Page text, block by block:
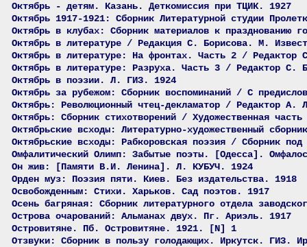
Октябрь - детям. Казань. Деткомиссия при ТЦИК. 1927
Октябрь 1917-1921: Сборник Литературной студии
Октябрь в клубах: Сборник материалов к празднованию
Октябрь в литературе / Редакция С. Борисова. М.
Октябрь в литературе: На фронтах. Часть 2 /
Октябрь в литературе: Разруха. Часть 3 / Редактор С.
Октябрь в поэзии. Л. ГИЗ. 1924
Октябрь за рубежом: Сборник воспоминаний / С
Октябрь: Революционный чтец-декламатор / Редактор А.
Октябрь: Сборник стихотворений / Художественная
Октябрьские всходы: Литературно-художественный
Октябрьские всходы: Рабкоровская поэзия / Сборник
Омфалитический Олимп: Забытые поэты. [Одесса].
Он жив: [Памяти В.И. Ленина]. Л. КУБУЧ. 1924
Орден муз: Поэзия пяти. Киев. Без издательства. 1918
Освобожденным: Стихи. Харьков. Сад поэтов. 1917
Осень багряная: Сборник литературного отдела
Острова очарований: Альманах двух. Пг. Ариэль. 1917
Островитяне. Пб. Островитяне. 1921. [N] 1
Отзвуки: Сборник в пользу голодающих. Иркутск. ГИЗ.